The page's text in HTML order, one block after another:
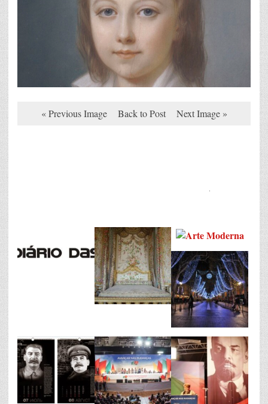
« Previous Image Back to Post Next Image »